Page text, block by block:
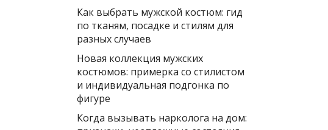
Как выбрать мужской костюм: гид
по тканям, посадке и стилям для
разных случаев
Новая коллекция мужских
костюмов: примерка со стилистом
и индивидуальная подгонка по
фигуре
Когда вызывать нарколога на дом: